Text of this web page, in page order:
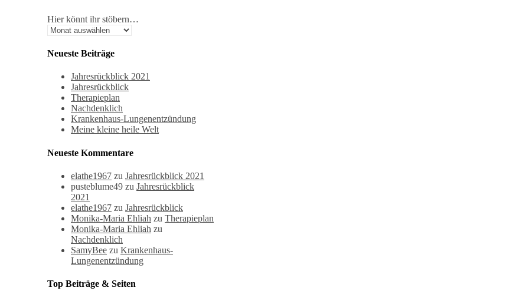
Hier könnt ihr stöbern…
Neueste Beiträge
Jahresrückblick 2021
Jahresrückblick
Therapieplan
Nachdenklich
Krankenhaus-Lungenentzündung
Meine kleine heile Welt
Neueste Kommentare
elathe1967 zu Jahresrückblick 2021
pusteblume49 zu Jahresrückblick
2021
elathe1967 zu Jahresrückblick
Monika-Maria Ehliah zu Therapieplan
Monika-Maria Ehliah zu
Nachdenklich
SamyBee zu Krankenhaus-
Lungenentzündung
Top Beiträge & Seiten